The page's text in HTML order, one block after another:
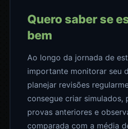
Quero saber se
bem
Ao longo da jornada de
importante monitorar seu
planejar revisões
consegue criar simulados,
provas anteriores e
comparada com a média